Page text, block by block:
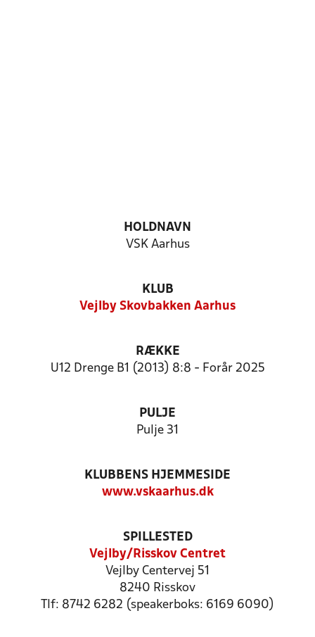
HOLDNAVN
VSK Aarhus
KLUB
Vejlby Skovbakken Aarhus
RÆKKE
U12 Drenge B1 (2013) 8:8 - Forår 2025
PULJE
Pulje 31
KLUBBENS HJEMMESIDE
www.vskaarhus.dk
SPILLESTED
Vejlby/Risskov Centret
Vejlby Centervej 51
8240 Risskov
Tlf: 8742 6282 (speakerboks: 6169 6090)